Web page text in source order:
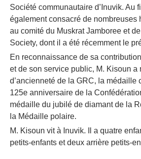
Société communautaire d’Inuvik. Au
également consacré de nombreuses
au comité du Muskrat Jamboree et
Society, dont il a été récemment le
En reconnaissance de sa
et de son service public, M. Kisoun a
d’ancienneté de la GRC, la médaille
125e anniversaire de la
médaille du jubilé de diamant de la
la Médaille polaire.
M. Kisoun vit à Inuvik. Il a quatre
petits-enfants et deux arrière petits-